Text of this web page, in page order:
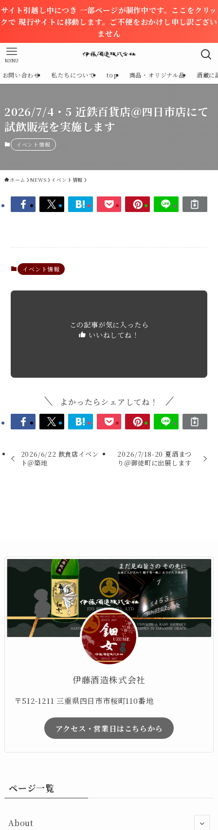
サイト引越し中につき 一部ページが制作中です。ここをクリッ
クで 現行サイトに移動します。ご不便をおかけし申し訳ござい
ません
MENU
お問い合わせ 私たちについて top 商品・オリジナル品 酒蔵に
2026/7/4・5 近鉄百貨店＠四日市店にて
試飲販売を実施します
イベント情報
ホーム NEWS イベント情報
イベント情報
この記事が気に入ったら
いいねしてね！
よかったらシェアしてね！
2026/6/22 飲食店イベン
ト＠築地
2026/7/18-20 夏酒まつ
り＠御徒町に出展します
伊藤酒造株式会社
〒512-1211 三重県四日市市桜町110番地
アクセス・営業日はこちらから
ページ一覧
About